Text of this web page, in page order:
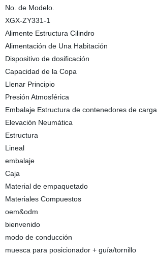
No. de Modelo.
XGX-ZY331-1
Alimente Estructura Cilindro
Alimentación de Una Habitación
Dispositivo de dosificación
Capacidad de la Copa
Llenar Principio
Presión Atmosférica
Embalaje Estructura de contenedores de carga
Elevación Neumática
Estructura
Lineal
embalaje
Caja
Material de empaquetado
Materiales Compuestos
oem&odm
bienvenido
modo de conducción
muesca para posicionador + guía/tornillo